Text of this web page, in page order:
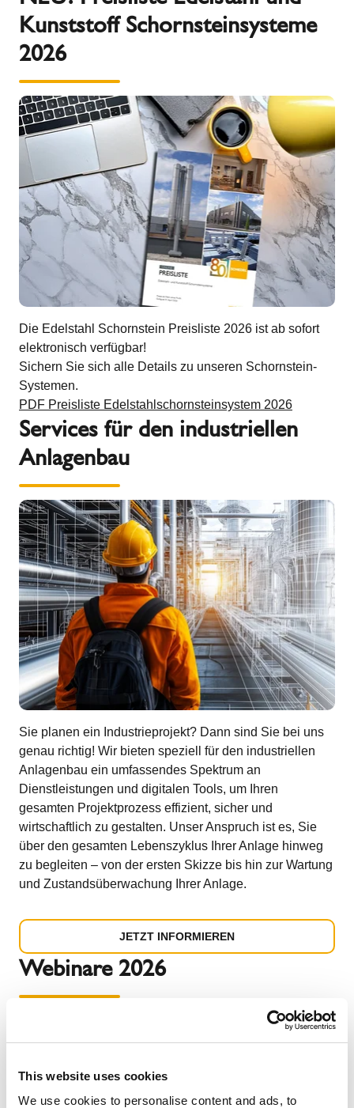
This website uses cookies
We use cookies to personalise content and ads, to
Kunststoff Schornsteinsysteme
2026
Die Edelstahl Schornstein Preisliste 2026 ist ab sofort
elektronisch verfügbar!
Sichern Sie sich alle Details zu unseren Schornstein-
Systemen.
PDF Preisliste Edelstahlschornsteinsystem 2026
Services für den industriellen
Anlagenbau
Sie planen ein Industrieprojekt? Dann sind Sie bei uns
genau richtig! Wir bieten speziell für den industriellen
Anlagenbau ein umfassendes Spektrum an
Dienstleistungen und digitalen Tools, um Ihren
gesamten Projektprozess effizient, sicher und
wirtschaftlich zu gestalten. Unser Anspruch ist es, Sie
über den gesamten Lebenszyklus Ihrer Anlage hinweg
zu begleiten – von der ersten Skizze bis hin zur Wartung
und Zustandsüberwachung Ihrer Anlage.
JETZT INFORMIEREN
Webinare 2026